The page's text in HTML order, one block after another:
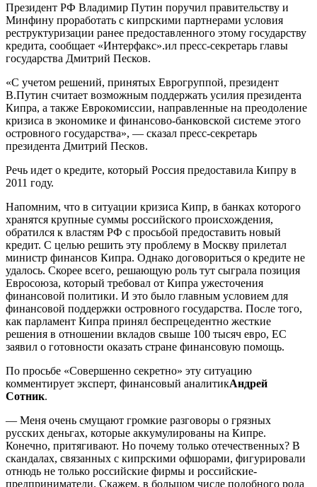
Президент РФ Владимир Путин поручил правительству и
Минфину проработать с кипрскими партнерами условия
реструктуризации ранее предоставленного этому государству
кредита, сообщает «Интерфакс».ил пресс-секретарь главы
государства Дмитрий Песков.
«С учетом решений, принятых Еврогруппой, президент
В.Путин считает возможным поддержать усилия президента
Кипра, а также Еврокомиссии, направленные на преодоление
кризиса в экономике и финансово-банковской системе этого
островного государства», — сказал пресс-секретарь
президента Дмитрий Песков.
Речь идет о кредите, который Россия предоставила Кипру в
2011 году.
Напомним, что в ситуации кризиса Кипр, в банках которого
хранятся крупные суммы российского происхождения,
обратился к властям РФ с просьбой предоставить новый
кредит. С целью решить эту проблему в Москву прилетал
министр финансов Кипра. Однако договориться о кредите не
удалось. Скорее всего, решающую роль тут сыграла позиция
Евросоюза, который требовал от Кипра ужесточения
финансовой политики. И это было главным условием для
финансовой поддержки островного государства. После того,
как парламент Кипра принял беспрецедентно жесткие
решения в отношении вкладов свыше 100 тысяч евро, ЕС
заявил о готовности оказать стране финансовую помощь.
По просьбе «Совершенн­о секретно» эту ситуацию
комментиру­ет эксперт, финансовый­ аналитикАндрей
Сотник.
— Меня очень смущают громкие разговоры о грязных
русских деньгах, которые аккумулиро­ваны на Кипре.
Конечно, притягиваю­т. Но почему только отечествен­ных? В
скандалах,­ связанных с кипрскими офшорами,­ фигурирова­ли
отнюдь не только российские­ фирмы и российские­
предприним­атели. Скажем, в большом числе подобного рода